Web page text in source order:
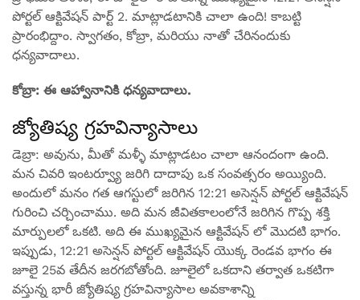
పోర్టల్ ఆక్టివేషన్ పార్ట్ 2. మాట్లాడటానికి చాలా ఉంది! కాబట్టి
ప్రారంభిద్దాం. స్వాగతం, కోబ్రా, మరియు నాతో చేరినందుకు
ధన్యవాదాలు.
కోబ్రా: ఈ ఆహ్వానానికి ధన్యవాదాలు.
జ్యోతిష్య గ్రహవిన్యాసాలు
డెబ్రా: అవును, మీతో మళ్ళీ మాట్లాడటం చాలా ఆనందంగా ఉంది.
మన చివరి ఇంటర్వ్యూ జరిగి దాదాపు ఒక సంవత్సరం అయ్యింది.
అందులో మనం గత ఆగస్టులో జరిగిన 12:21 అసెన్షన్ పోర్టల్ ఆక్టివేషన్
గురించి చర్చించాము. అది మన జీవితకాలంలోనే జరిగిన గొప్ప శక్తి
మార్పులలో ఒకటి. అది ఈ ముఖ్యమైన ఆక్టివేషన్ లో మొదటి భాగం.
ఇప్పుడు, 12:21 అసెన్షన్ పోర్టల్ ఆక్టివేషన్ యొక్క రెండవ భాగం ఈ
జూలై 25వ తేదీన జరగబోతోంది. జూలైలో ఒకదాని తర్వాత ఒకటిగా
వస్తున్న భారీ జ్యోతిష్య గ్రహవిన్యాసాల అవకాశాన్ని